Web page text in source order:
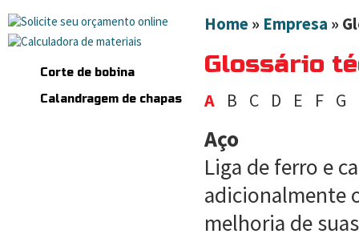
Corte de bobina
Calandragem de chapas
Home » Empresa »
Glossário
A B C D E F G
Aço
Liga de ferro e
adicionalmente
melhoria de